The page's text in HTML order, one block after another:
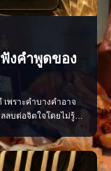
งคำพูดของ
พราะคำบางคำอาจ
ลบต่อจิตใจโดยไม่รู้
มด้วยเจตนาดี เพื่อให้
ล้วคุณเคยเผลอใช้คำ